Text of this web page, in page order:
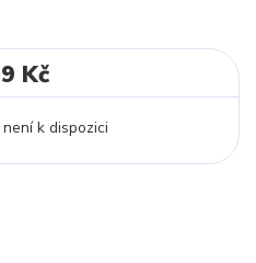
Kč
k dispozici